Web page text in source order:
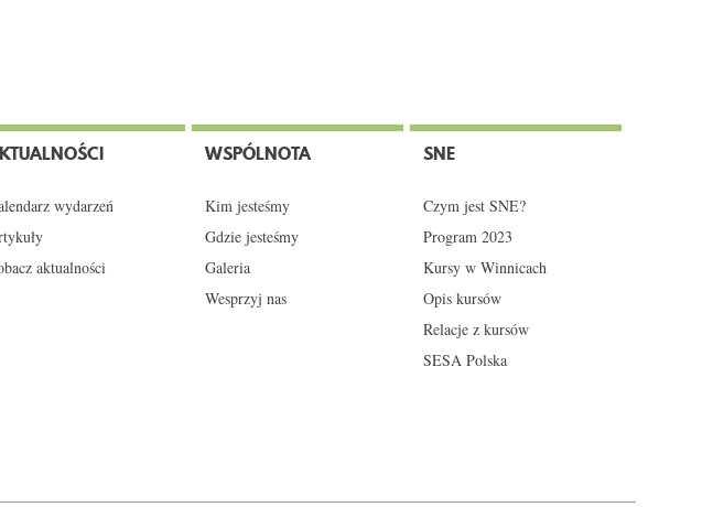
wydarzeń
aktualności
WSPÓLNOTA
Kim jesteśmy
Gdzie jesteśmy
Galeria
Wesprzyj nas
SNE
Czym jest SNE?
Program 2023
Kursy w Winnicach
Opis kursów
Relacje z kursów
SESA Polska